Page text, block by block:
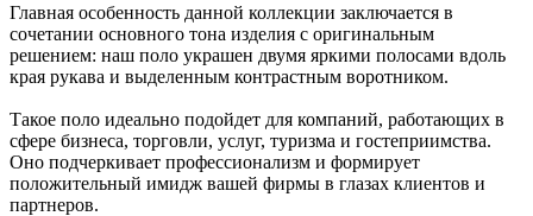
Главная особенность данной коллекции заключается в
сочетании основного тона изделия с оригинальным
решением: наш поло украшен двумя яркими полосами вдоль
края рукава и выделенным контрастным воротником.
Такое поло идеально подойдет для компаний, работающих в
сфере бизнеса, торговли, услуг, туризма и гостеприимства.
Оно подчеркивает профессионализм и формирует
положительный имидж вашей фирмы в глазах клиентов и
партнеров.